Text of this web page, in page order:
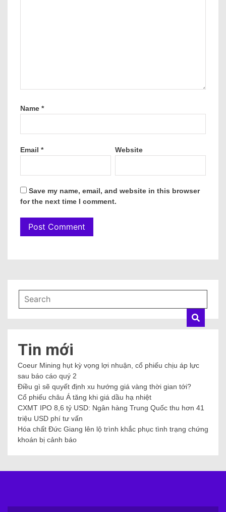
Name *
Email * Website
Save my name, email, and website in this browser
for the next time I comment.
Tin mới
Coeur Mining hụt kỳ vọng lợi nhuận, cổ phiếu chịu áp lực
sau báo cáo quý 2
Điều gì sẽ quyết định xu hướng giá vàng thời gian tới?
Cổ phiếu châu Á tăng khi giá dầu hạ nhiệt
CXMT IPO 8,6 tỷ USD: Ngân hàng Trung Quốc thu hơn 41
triệu USD phí tư vấn
Hóa chất Đức Giang lên lộ trình khắc phục tình trạng chứng
khoán bị cảnh báo